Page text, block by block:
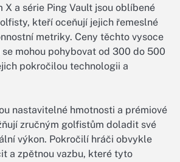
X a série Ping Vault jsou oblíbené
kteří oceňují jejich řemeslné
metriky. Ceny těchto vysoce
mohou pohybovat od 300 do 500
pokročilou technologii a
nastavitelné hmotnosti a prémiové
zručným golfistům doladit své
výkon. Pokročilí hráči obvykle
a zpětnou vazbu, které tyto